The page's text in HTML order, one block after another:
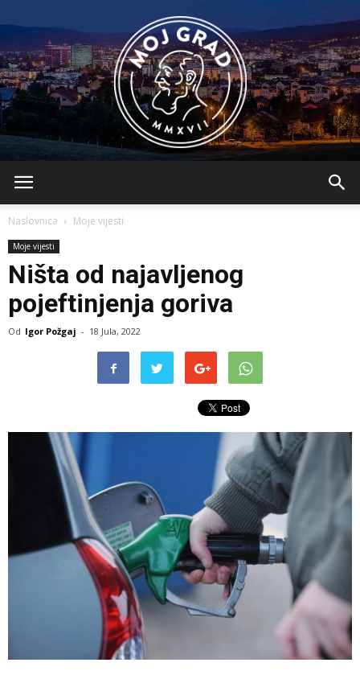
Naslovnica Moje vijesti
Moje vijesti
Ništa od najavljenog
pojeftinjenja goriva
Od Igor Požgaj - 18 Jula, 2022